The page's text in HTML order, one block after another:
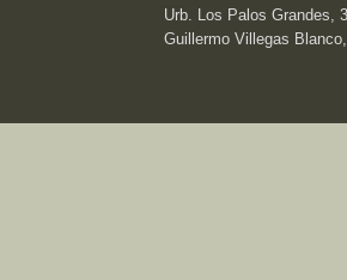
Urb. Los Palos Grandes,
Guillermo Villegas